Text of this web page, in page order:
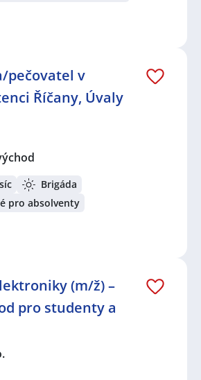
pečovatel v
Říčany, Úvaly
Brigáda
pro absolventy
(m/ž) –
pro studenty a